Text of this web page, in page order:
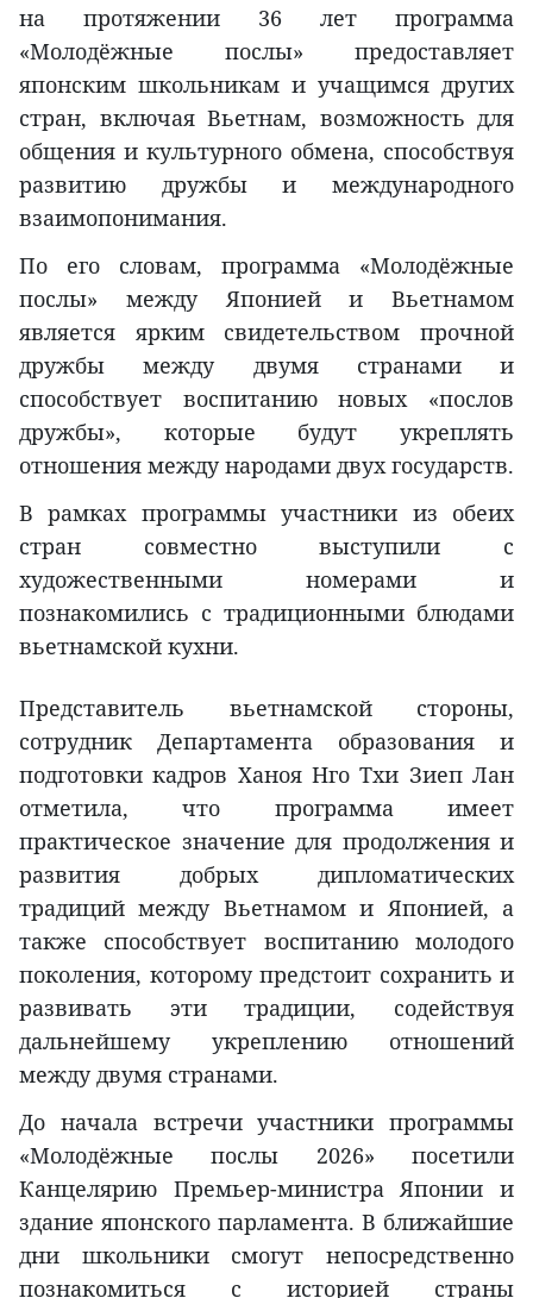
на протяжении 36 лет программа
«Молодёжные послы» предоставляет
японским школьникам и учащимся других
стран, включая Вьетнам, возможность для
общения и культурного обмена, способствуя
развитию дружбы и международного
взаимопонимания.
По его словам, программа «Молодёжные
послы» между Японией и Вьетнамом
является ярким свидетельством прочной
дружбы между двумя странами и
способствует воспитанию новых «послов
дружбы», которые будут укреплять
отношения между народами двух государств.
В рамках программы участники из обеих
стран совместно выступили с
художественными номерами и
познакомились с традиционными блюдами
вьетнамской кухни.
Представитель вьетнамской стороны,
сотрудник Департамента образования и
подготовки кадров Ханоя Нго Тхи Зиеп Лан
отметила, что программа имеет
практическое значение для продолжения и
развития добрых дипломатических
традиций между Вьетнамом и Японией, а
также способствует воспитанию молодого
поколения, которому предстоит сохранить и
развивать эти традиции, содействуя
дальнейшему укреплению отношений
между двумя странами.
До начала встречи участники программы
«Молодёжные послы 2026» посетили
Канцелярию Премьер-министра Японии и
здание японского парламента. В ближайшие
дни школьники смогут непосредственно
познакомиться с историей страны